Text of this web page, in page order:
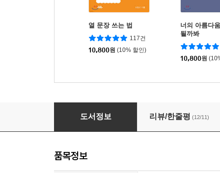
열 문장 쓰는 법
117건
10,800원 (10% 할인)
너의 아름다
될까봐
10,800원
아버지는 나를 처제, 하고 불렀다
도서정보 리뷰/한줄평 (12/11)
품목정보